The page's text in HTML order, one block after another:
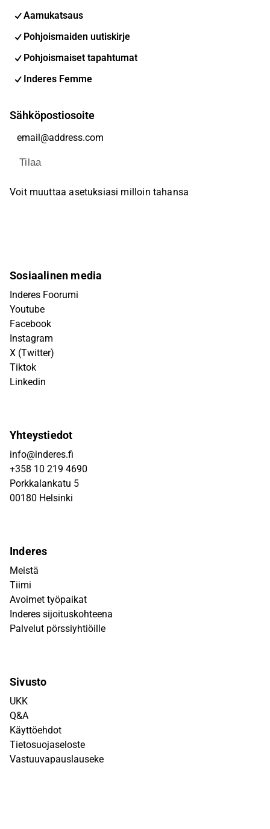
Aamukatsaus
Pohjoismaiden uutiskirje
Pohjoismaiset tapahtumat
Inderes Femme
Sähköpostiosoite
Tilaa
Voit muuttaa asetuksiasi milloin tahansa
Sosiaalinen media
Inderes Foorumi
Youtube
Facebook
Instagram
X (Twitter)
Tiktok
Linkedin
Yhteystiedot
info@inderes.fi
+358 10 219 4690
Porkkalankatu 5
00180 Helsinki
Inderes
Meistä
Tiimi
Avoimet työpaikat
Inderes sijoituskohteena
Palvelut pörssiyhtiöille
Sivusto
UKK
Q&A
Käyttöehdot
Tietosuojaseloste
Vastuuvapauslauseke